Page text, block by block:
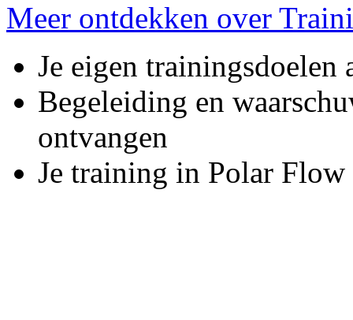
Meer ontdekken over
Je eigen trainingsdoelen
Begeleiding en
ontvangen
Je training in Polar Flow